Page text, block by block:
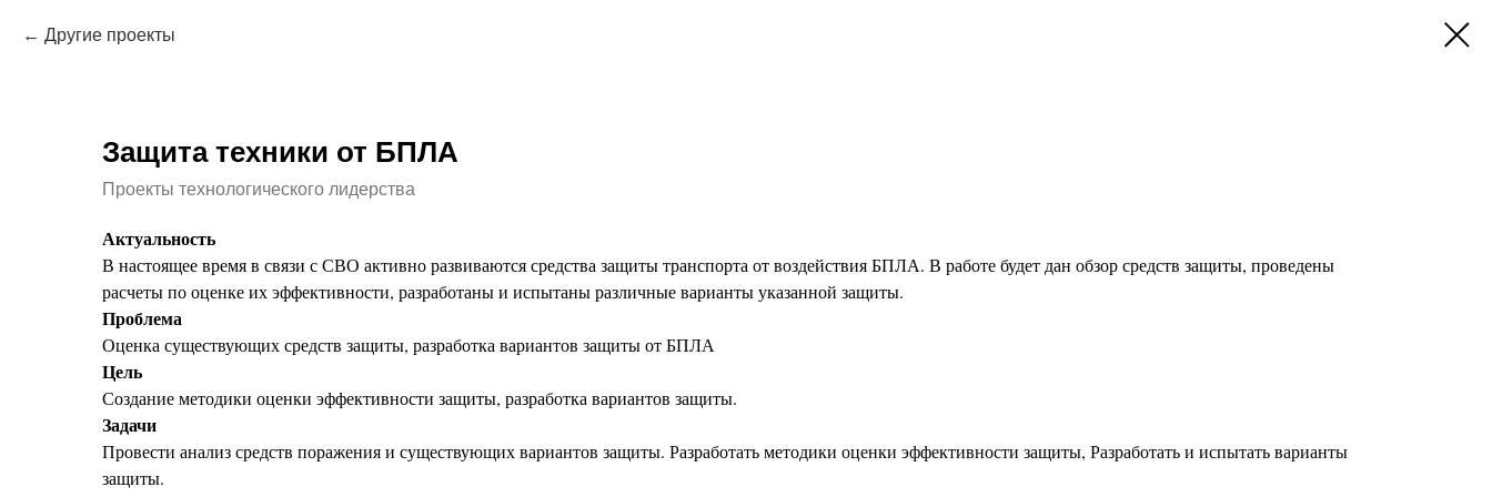
Другие проекты
Защита техники от БПЛА
Проекты технологического лидерства
Актуальность
В настоящее время в связи с СВО активно развиваются средства защиты транспорта от воздействия БПЛА. В работе будет дан обзор средств защиты, проведены
расчеты по оценке их эффективности, разработаны и испытаны различные варианты указанной защиты.
Проблема
Оценка существующих средств защиты, разработка вариантов защиты от БПЛА
Цель
Создание методики оценки эффективности защиты, разработка вариантов защиты.
Задачи
Провести анализ средств поражения и существующих вариантов защиты. Разработать методики оценки эффективности защиты, Разработать и испытать варианты
защиты.